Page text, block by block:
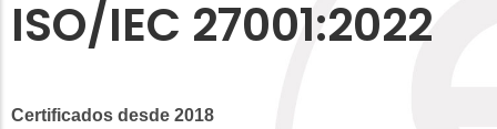
ISO/IEC 27001:2022
Certificados desde 2018